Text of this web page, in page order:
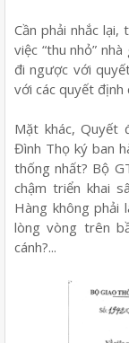
Cần phải nhắc
việc “thu nhỏ”
đi ngược với
với các quyết
Mặt khác, Quyết
Đình Thọ ký ban
thống nhất? Bộ
chậm triển khai
Hàng không phải
lòng vòng trên
cánh?...